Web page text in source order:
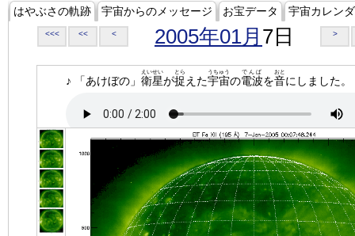
はやぶさの軌跡 宇宙からのメッセージ お宝データ 宇宙カレン
<<< << < 2005年01月 7日 >
♪ 「あけぼの」 衛星
えいせい
が捉
とら
えた宇宙
うちゅう
の電波
でんぱ
を音
おと
にしました。